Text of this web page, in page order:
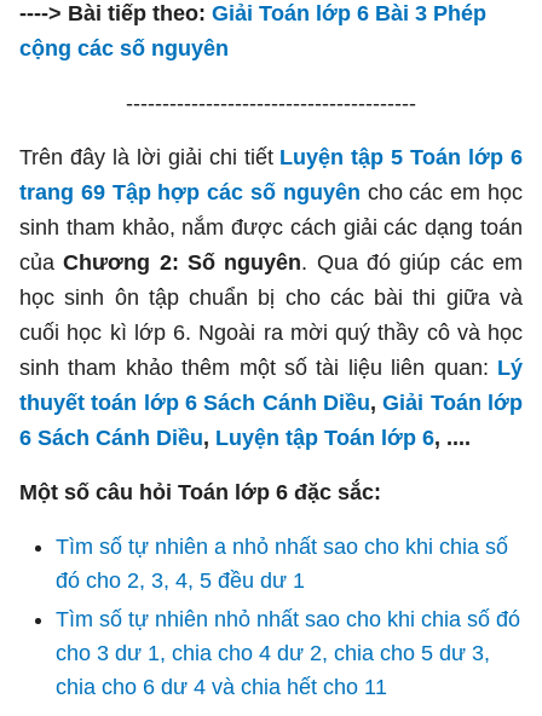
----> Bài tiếp theo: Giải Toán lớp 6 Bài 3 Phép
cộng các số nguyên
----------------------------------------
Trên đây là lời giải chi tiết Luyện tập 5 Toán lớp 6
trang 69 Tập hợp các số nguyên cho các em học
sinh tham khảo, nắm được cách giải các dạng toán
củaChương 2: Số nguyên. Qua đó giúp các em
học sinh ôn tập chuẩn bị cho các bài thi giữa và
cuối học kì lớp 6. Ngoài ra mời quý thầy cô và học
sinh tham khảo thêm một số tài liệu liên quan: Lý
thuyết toán lớp 6 Sách Cánh Diều,Giải Toán lớp
6 Sách Cánh Diều, Luyện tập Toán lớp 6, ....
Một số câu hỏi Toán lớp 6 đặc sắc:
Tìm số tự nhiên a nhỏ nhất sao cho khi chia số
đó cho 2, 3, 4, 5 đều dư 1
Tìm số tự nhiên nhỏ nhất sao cho khi chia số đó
cho 3 dư 1, chia cho 4 dư 2, chia cho 5 dư 3,
chia cho 6 dư 4 và chia hết cho 11